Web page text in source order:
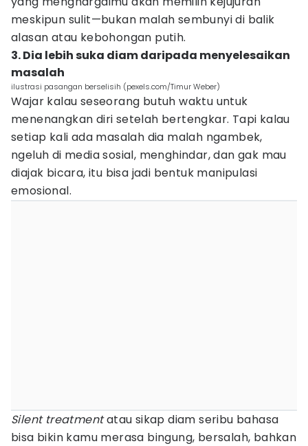
meskipun sulit—bukan malah sembunyi di balik
alasan atau kebohongan putih.
3. Dia lebih suka diam daripada menyelesaikan
masalah
ilustrasi pasangan berselisih (pexels.com/Timur Weber)
Wajar kalau seseorang butuh waktu untuk
menenangkan diri setelah bertengkar. Tapi kalau
setiap kali ada masalah dia malah ngambek,
ngeluh di media sosial, menghindar, dan gak mau
diajak bicara, itu bisa jadi bentuk manipulasi
emosional.
Silent treatmentatau sikap diam seribu bahasa
bisa bikin kamu merasa bingung, bersalah, bahkan